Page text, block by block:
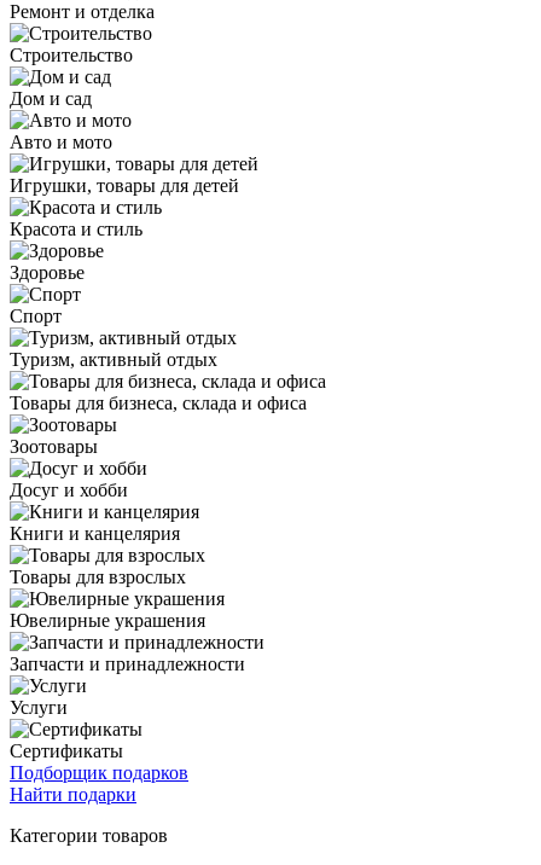
Ремонт и отделка
Строительство
Дом и сад
Авто и мото
Игрушки, товары для детей
Красота и стиль
Здоровье
Спорт
Туризм, активный отдых
Товары для бизнеса, склада и офиса
Зоотовары
Досуг и хобби
Книги и канцелярия
Товары для взрослых
Ювелирные украшения
Запчасти и принадлежности
Услуги
Сертификаты
Подборщик подарков
Найти подарки
Категории товаров